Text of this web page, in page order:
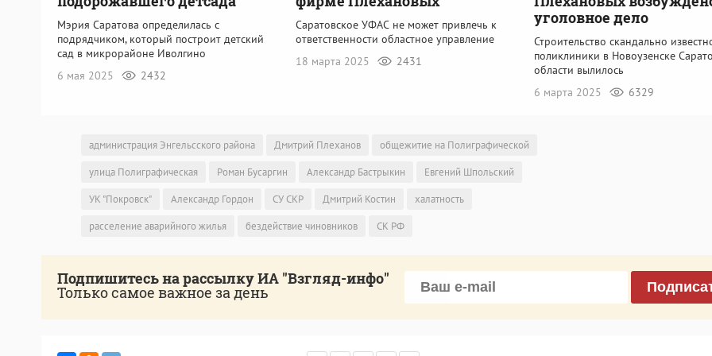
Мэрия Саратова определилась с
подрядчиком, который построит детский
сад в микрорайоне Иволгино
6 мая 2025
2432
Саратовское УФАС не может привлечь к
ответственности областное управление
18 марта 2025
2431
уголовное дело
Строительство скандально
поликлиники в Новоузенске
области вылилось
6 марта 2025
6329
администрация Энгельсского района Дмитрий Плеханов
общежитие на Полиграфической
улица Полиграфическая
Роман Бусаргин Александр Бастрыкин
Евгений Шпольский
УК "Покровск"
Александр Гордон СУ СКР Дмитрий Костин
халатность
расселение аварийного жилья
бездействие чиновников СК РФ
Подпишитесь на рассылку ИА "Взгляд-инфо"
Только самое важное за день